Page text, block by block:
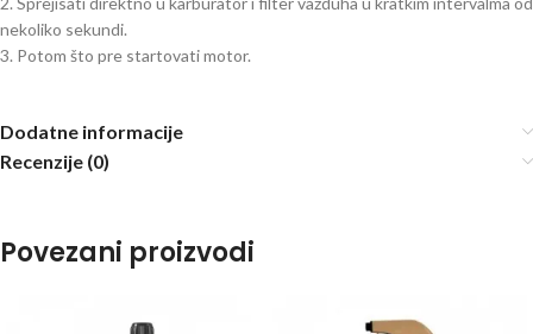
nekoliko sekundi.
3. Potom što pre startovati motor.
Dodatne informacije
Recenzije (0)
Povezani proizvodi